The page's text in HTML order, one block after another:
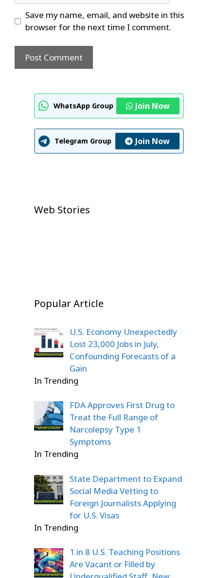
Save my name, email, and website in this
browser for the next time I comment.
WhatsApp Group Join Now
Telegram Group Join Now
Web Stories
Defense Bill
Dubai Victory Shocks Global
Shock: Emotional Comeback
IPL Auction 2026 Shock: Prithvi
Shaw Goes Unsold, Fans Left
Popular Article
U.S. Economy Unexpectedly
Lost 23,000 Jobs in July,
Confounding Forecasts of a
Gain
In Trending
FDA Approves First Drug to
Treat the Full Range of
Narcolepsy Type 1
Symptoms
In Trending
State Department to Expand
Social Media Vetting to
Foreign Journalists Applying
for U.S. Visas
In Trending
1 in 8 U.S. Teaching Positions
Are Vacant or Filled by